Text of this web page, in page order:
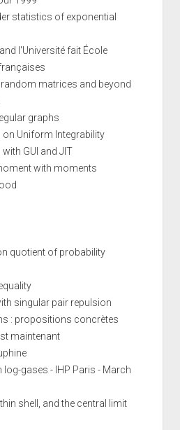
statistics of exponential
l'Université fait École
matrices and beyond
graphs
on Uniform Integrability
GUI and JIT
with moments
quotient of probability
singular pair repulsion
: propositions concrètes
maintenant
log-gases - IHP Paris - March
shell, and the central limit